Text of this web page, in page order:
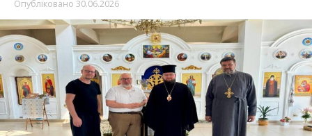
Опубліковано 30.06.2026